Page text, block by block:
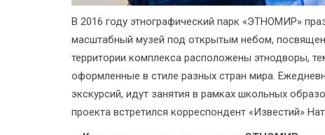
В 2016 году этнографический парк «ЭТНОМИР»
масштабный музей под открытым небом,
территории комплекса расположены этнодворы,
оформленные в стиле разных стран мира.
экскурсий, идут занятия в рамках школьных
проекта встретился корреспондент «Известий»